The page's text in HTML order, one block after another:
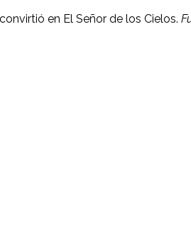
en El Señor de los Cielos.